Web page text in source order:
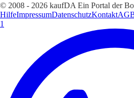
© 2008 - 2026 kaufDA Ein Portal der
HilfeImpressumDatenschutzKontakt
1